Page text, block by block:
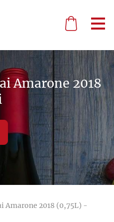
Amarone 2018
Amarone 2018 (0,75L) -